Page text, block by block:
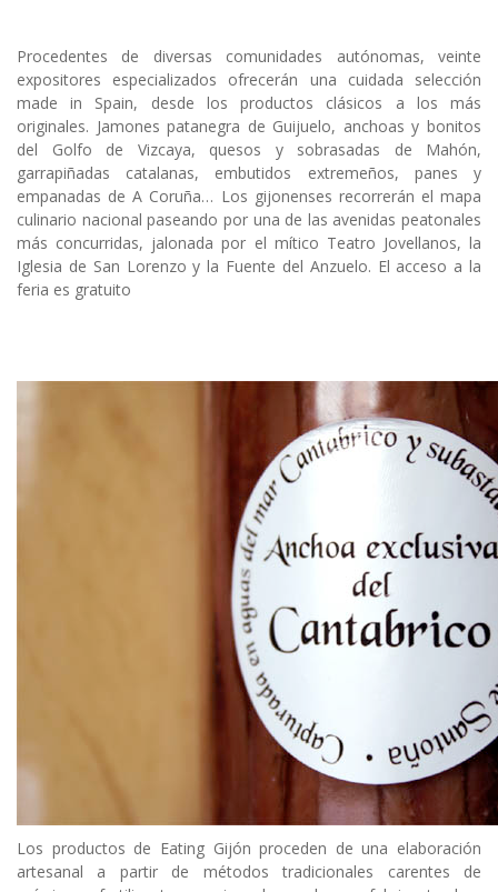
Procedentes de diversas comunidades autónomas, veinte
expositores especializados ofrecerán una cuidada selección
made in Spain, desde los productos clásicos a los más
originales. Jamones patanegra de Guijuelo, anchoas y bonitos
del Golfo de Vizcaya, quesos y sobrasadas de Mahón,
garrapiñadas catalanas, embutidos extremeños, panes y
empanadas de A Coruña… Los gijonenses recorrerán el mapa
culinario nacional paseando por una de las avenidas peatonales
más concurridas, jalonada por el mítico Teatro Jovellanos, la
Iglesia de San Lorenzo y la Fuente del Anzuelo. El acceso a la
feria es gratuito
Los productos de Eating Gijón proceden de una elaboración
artesanal a partir de métodos tradicionales carentes de